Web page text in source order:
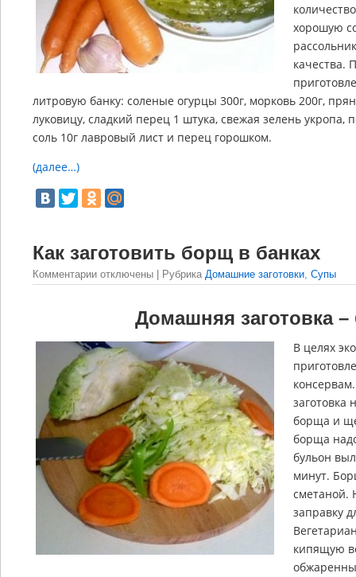
хорошую
качества.
литровую банку: соленые огурцы 300г, морковь 200г,
луковицу, сладкий перец 1 штука, свежая зелень укропа,
соль 10г лавровый лист и перец горошком.
(далее…)
Как заготовить борщ в банках
Комментарии отключены | Рубрика Домашние заготовки Супы
Домашняя заготовка
В целях
заготовка
борща и
борща
бульон
минут.
сметаной.
заправку
кипящую